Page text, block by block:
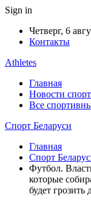
Sign in
Четверг, 6
Контакты
Athletes
Главная
Новости
Все
Спорт Беларуси
Главная
Спорт
Футбол.
которые
будет